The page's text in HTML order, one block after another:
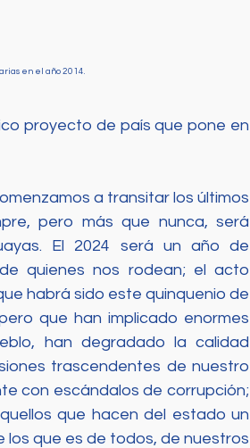
en el año 2014.
proyecto de país que pone en
a transitar los últimos
pero más que nunca, será
El 2024 será un año de
quienes nos rodean; el acto
habrá sido este quinquenio de
que han implicado enormes
han degradado la calidad
trascendentes de nuestro
con escándalos de corrupción;
que hacen del estado un
los que es de todos, de nuestros